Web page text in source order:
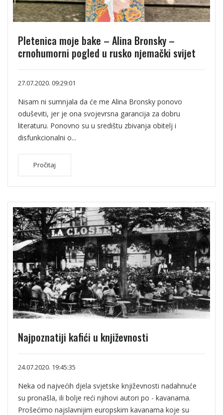
Pletenica moje bake – Alina Bronsky –
crnohumorni pogled u rusko njemački svijet
27.07.2020. 09:29:01
Nisam ni sumnjala da će me Alina Bronsky ponovo
oduševiti, jer je ona svojevrsna garancija za dobru
literaturu. Ponovno su u središtu zbivanja obitelj i
disfunkcionalni o...
Pročitaj
Najpoznatiji kafići u književnosti
24.07.2020. 19:45:35
Neka od najvećih djela svjetske književnosti nadahnuće
su pronašla, ili bolje reći njihovi autori po - kavanama.
Prošećimo najslavnijim europskim kavanama koje su